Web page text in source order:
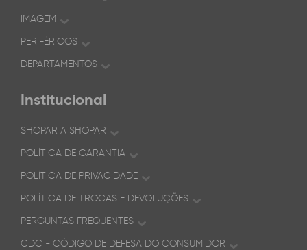
IMAGEM
PERIFÉRICOS
DEPARTAMENTOS
Institucional
SHOPAR A SHOPAR
POLÍTICA DE GARANTIA
POLÍTICA DE PRIVACIDADE
POLÍTICA DE TROCAS E DEVOLUÇÕES
PERGUNTAS FREQUENTES
CDC - CÓDIGO DE DEFESA DO CONSUMIDOR